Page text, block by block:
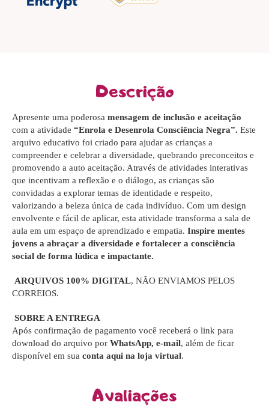
Descrição
Apresente uma poderosa mensagem de inclusão e aceitação
com a atividade “Enrola e Desenrola Consciência Negra”. Este
arquivo educativo foi criado para ajudar as crianças a
compreender e celebrar a diversidade, quebrando preconceitos e
promovendo a auto aceitação. Através de atividades interativas
que incentivam a reflexão e o diálogo, as crianças são
convidadas a explorar temas de identidade e respeito,
valorizando a beleza única de cada indivíduo. Com um design
envolvente e fácil de aplicar, esta atividade transforma a sala de
aula em um espaço de aprendizado e empatia. Inspire mentes
jovens a abraçar a diversidade e fortalecer a consciência
social de forma lúdica e impactante.
ARQUIVOS 100% DIGITAL, NÃO ENVIAMOS PELOS
CORREIOS.
SOBRE A ENTREGA
Após confirmação de pagamento você receberá o link para
download do arquivo por WhatsApp, e-mail, além de ficar
disponível em sua conta aqui na loja virtual.
Avaliações